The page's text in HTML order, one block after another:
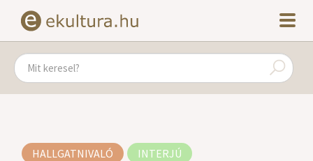
HALLGATNIVALÓ INTERJÚ